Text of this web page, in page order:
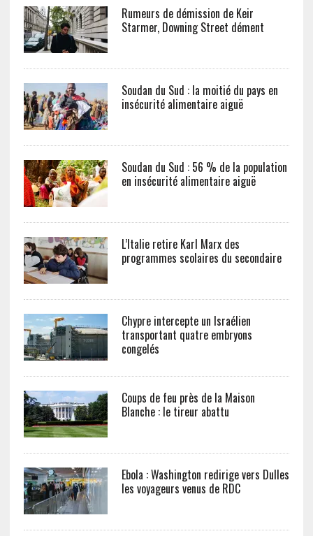
Rumeurs de démission de Keir
Starmer, Downing Street dément
Soudan du Sud : la moitié du pays en
insécurité alimentaire aiguë
Soudan du Sud : 56 % de la population
en insécurité alimentaire aiguë
L’Italie retire Karl Marx des
programmes scolaires du secondaire
Chypre intercepte un Israélien
transportant quatre embryons
congelés
Coups de feu près de la Maison
Blanche : le tireur abattu
Ebola : Washington redirige vers Dulles
les voyageurs venus de RDC